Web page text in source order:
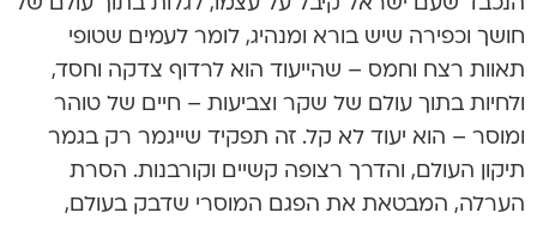
חושך וכפירה שיש בורא ומנהיג, לומר לעמים שטופי
תאוות רצח וחמס – שהייעוד הוא לרדוף צדקה וחסד,
ולחיות בתוך עולם של שקר וצביעות – חיים של טוהר
ומוסר – הוא יעוד לא קל. זה תפקיד שייגמר רק בגמר
תיקון העולם, והדרך רצופה קשיים וקורבנות. הסרת
הערלה, המבטאת את הפגם המוסרי שדבק בעולם,